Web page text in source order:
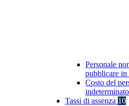
Personale
pubblicare in
Costo del
Tassi di assenza 10